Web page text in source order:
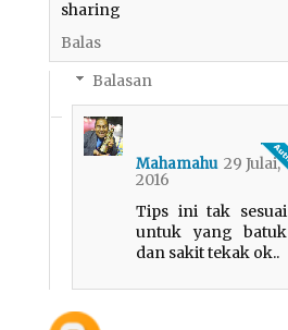
sharing
Balas
Balasan
Mahamahu 29 Julai,
2016
Tips ini tak sesuai
untuk yang batuk
dan sakit tekak ok..